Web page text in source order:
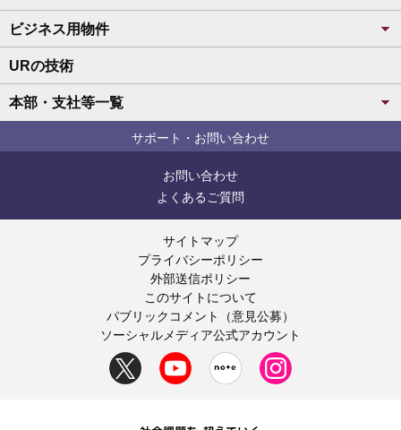
ビジネス用物件
URの技術
本部・支社等一覧
サポート・お問い合わせ
お問い合わせ
よくあるご質問
サイトマップ
プライバシーポリシー
外部送信ポリシー
このサイトについて
パブリックコメント（意見公募）
ソーシャルメディア公式アカウント